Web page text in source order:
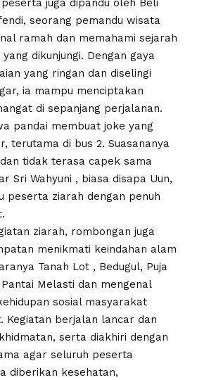
juga dipandu oleh Beli
seorang pemandu wisata
ramah dan memahami sejarah
dikunjungi. Dengan gaya
yang ringan dan diselingi
ia mampu menciptakan
di sepanjang perjalanan.
pandai membuat joke yang
terutama di bus 2. Suasananya
tidak terasa capek sama
Sri Wahyuni , biasa disapa Uun,
peserta ziarah dengan penuh
ziarah, rombongan juga
menikmati keindahan alam
Tanah Lot , Bedugul, Puja
Melasti dan mengenal
sosial masyarakat
Kegiatan berjalan lancar dan
serta diakhiri dengan
agar seluruh peserta
diberikan kesehatan,